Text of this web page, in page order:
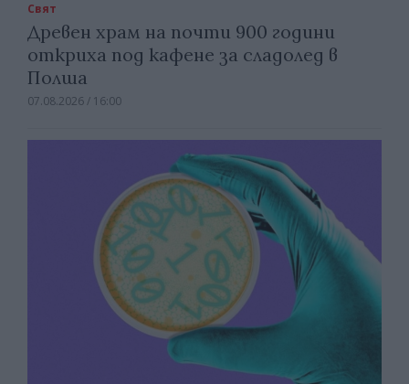
Свят
Древен храм на почти 900 години
откриха под кафене за сладолед в
Полша
07.08.2026 / 16:00